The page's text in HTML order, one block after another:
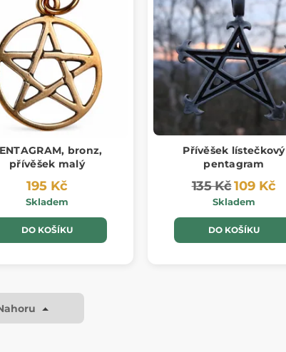
bronz,
přívěšek malý
195 Kč
Skladem
DO KOŠÍKU
Přívěšek lístečkový
pentagram
135 Kč109 Kč
Skladem
DO KOŠÍKU